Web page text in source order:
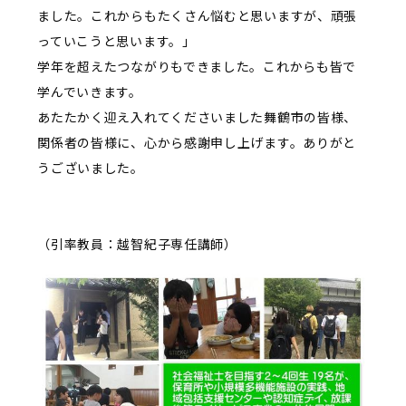
ました。これからもたくさん悩むと思いますが、頑張
っていこうと思います。」
学年を超えたつながりもできました。これからも皆で
学んでいきます。
あたたかく迎え入れてくださいました舞鶴市の皆様、
関係者の皆様に、心から感謝申し上げます。ありがと
うございました。
（引率教員：越智紀子専任講師）